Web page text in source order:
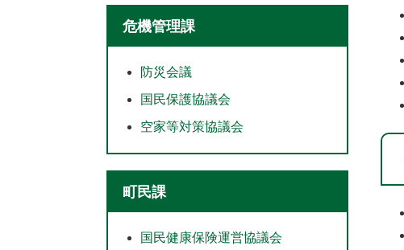
危機管理課
防災会議
国民保護協議会
空家等対策協議会
町民課
国民健康保険運営協議会